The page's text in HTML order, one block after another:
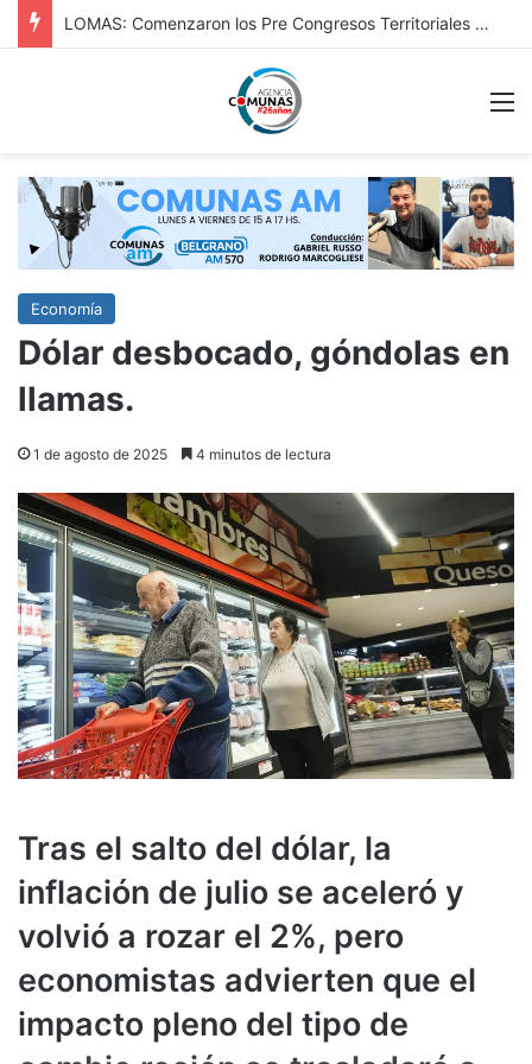
Dabi: continúan en Chivilcoy los controles vehiculares y refuerzan la prevención en accesos y espacios públicos
Economía
Dólar desbocado, góndolas en
llamas.
1 de agosto de 2025 4 minutos de lectura
Tras el salto del dólar, la
inflación de julio se aceleró y
volvió a rozar el 2%, pero
economistas advierten que el
impacto pleno del tipo de